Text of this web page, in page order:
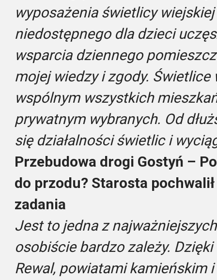
wyposażenia świetlicy
niedostępnego dla dzieci
wsparcia dziennego
mojej wiedzy i zgody. Świetlice
wspólnym wszystkich
prywatnym wybranych. Od
się działalności świetlic i
Przebudowa drogi Gostyń –
do przodu? Starosta
zadania
Jest to jedna z
osobiście bardzo zależy. Dzięki
Rewal, powiatami kamieńskim